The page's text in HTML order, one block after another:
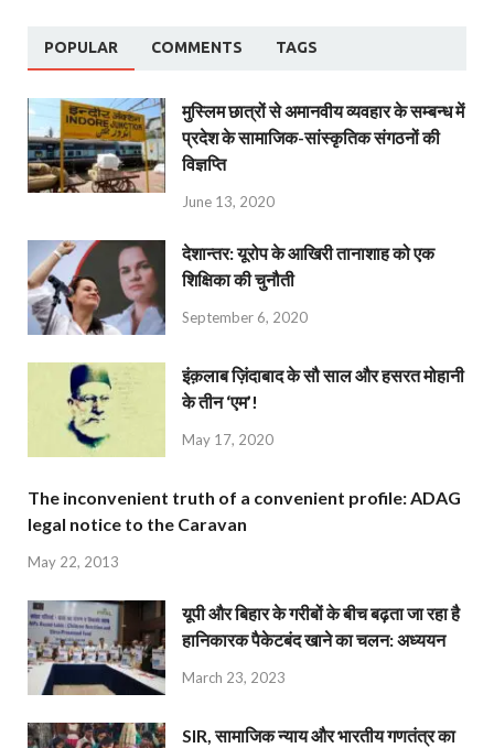
POPULAR COMMENTS TAGS
मुस्लिम छात्रों से अमानवीय व्यवहार के सम्बन्ध में
प्रदेश के सामाजिक-सांस्कृतिक संगठनों की
विज्ञप्ति
June 13, 2020
देशान्‍तर: यूरोप के आखिरी तानाशाह को एक
शिक्षिका की चुनौती
September 6, 2020
इंक़लाब ज़िंदाबाद के सौ साल और हसरत मोहानी
के तीन ‘एम’!
May 17, 2020
The inconvenient truth of a convenient profile: ADAG
legal notice to the Caravan
May 22, 2013
यूपी और बिहार के गरीबों के बीच बढ़ता जा रहा है
हानिकारक पैकेटबंद खाने का चलन: अध्ययन
March 23, 2023
SIR, सामाजिक न्याय और भारतीय गणतंत्र का